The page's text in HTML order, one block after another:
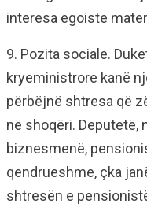
interesa egoiste
9. Pozita sociale.
kryeministrore kanë
përbëjnë shtresa që
në shoqëri. Deputetë,
biznesmenë,
qendrueshme, çka
shtresën e